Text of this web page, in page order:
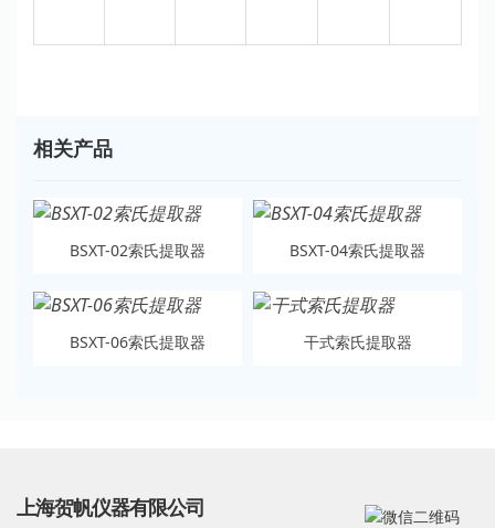
相关产品
BSXT-02索氏提取器 BSXT-04索氏提取器
BSXT-06索氏提取器 干式索氏提取器
上海贺帆仪器有限公司